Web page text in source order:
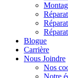
Blogue
Carrière
Nous Joindre
Nos
Notre